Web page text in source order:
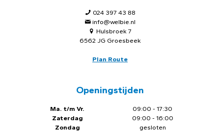
024 397 43 88
info@welbie.nl
Hulsbroek 7
6562 JG Groesbeek
Plan Route
Openingstijden
Ma. t/m Vr.
Zaterdag
Zondag
09:00 - 17:30
09:00 - 16:00
gesloten